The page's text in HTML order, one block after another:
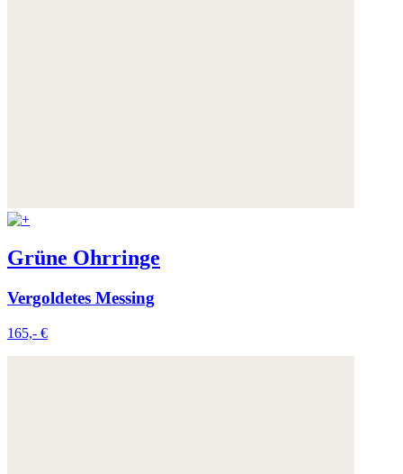
Grüne Ohrringe
Vergoldetes Messing
165,- €